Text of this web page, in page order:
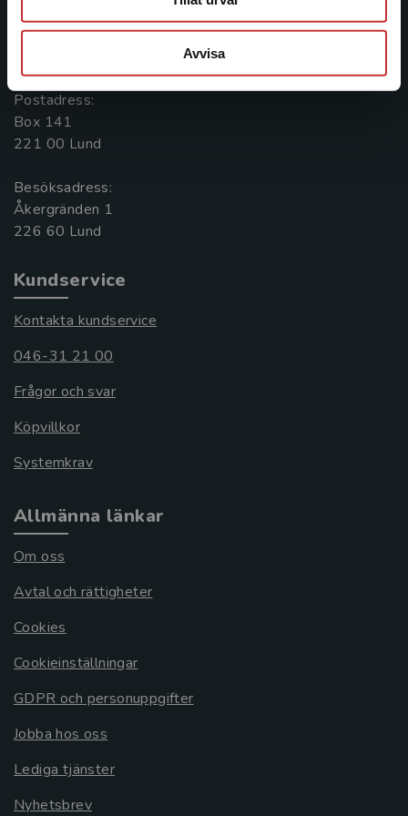
Avvisa
Kontakta oss
Postadress:
Box 141
221 00 Lund
Besöksadress:
Åkergränden 1
Kundservice
Kontakta kundservice
046-31 21 00
Frågor och svar
Köpvillkor
Systemkrav
Allmänna länkar
Om oss
Avtal och rättigheter
Cookies
Cookieinställningar
GDPR och personuppgifter
Jobba hos oss
Lediga tjänster
Nyhetsbrev